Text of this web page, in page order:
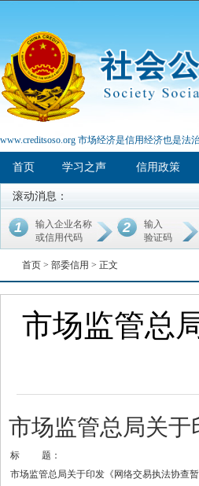
www.creditsoso.org 市场经济是信用经济也是法
首页 学习之声 信用政策
滚动消息：
1
输入企业名称
或信用代码
2
输入
验证码
首页 > 部委信用 > 正文
市场监管总
市场监管总局关
标
题：
市场监管总局关于印发《网络交易执法协查